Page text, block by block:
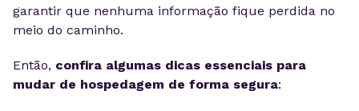
garantir que nenhuma informação fique perdida no
meio do caminho.
Então, confira algumas dicas essenciais para
mudar de hospedagem de forma segura: